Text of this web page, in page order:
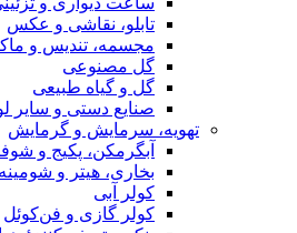
تابلو، نقاشی و عکس
مجسمه، تندیس و
گل مصنوعی
گل و گیاه طبیعی
صنایع دستی و سایر
تهویه، سرمایش و گرمایش
آبگرمکن، پکیج و
بخاری، هیتر و شومینه
کولر آبی
کولر گازی و فن‌کوئل